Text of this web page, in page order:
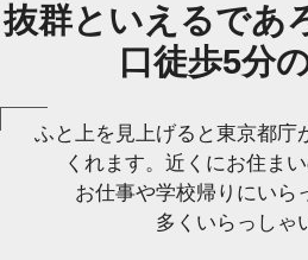
抜群といえるであ
口徒歩5分
ふと上を見上げると東京都庁
くれます。近くにお住ま
お仕事や学校帰りにいら
多くいらっしゃ